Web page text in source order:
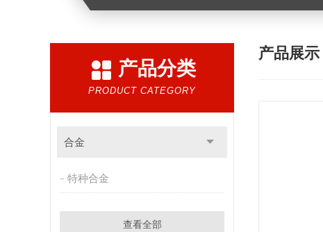
产品分类
PRODUCT CATEGORY
合金
特种合金
查看全部
产品展示